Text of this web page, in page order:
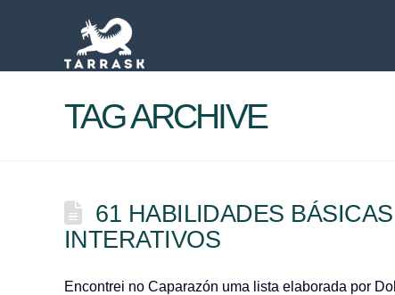
TAG ARCHIVE
61 HABILIDADES
INTERATIVOS
Encontrei no Caparazón uma lista elaborada por